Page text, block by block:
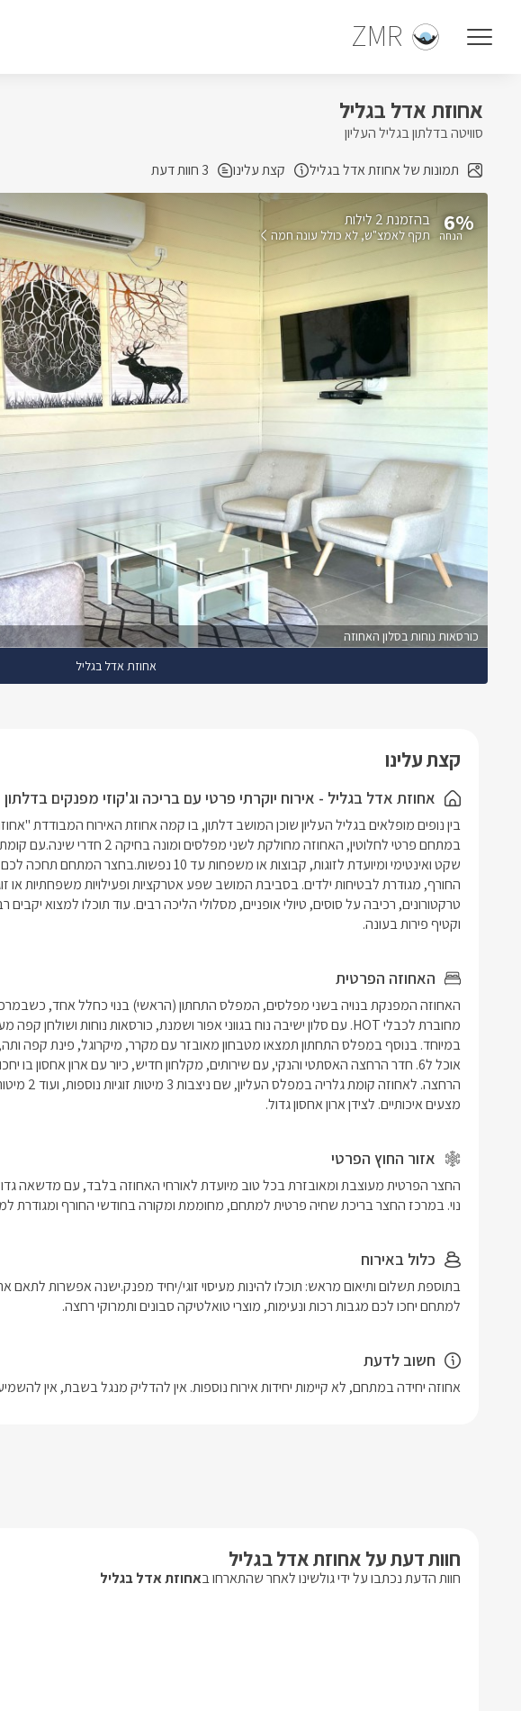
ZMR
אחוזת אדל בגליל
סוויטה בדלתון בגליל העליון
תמונות של אחוזת אדל בגליל
קצת עלינו 3 חוות דעת
כורסאות נוחות בסלון האחוזה
אחוזת אדל בגליל
6% בהזמנת 2 לילות
תקף לאמצ"ש לא כולל עונה חמה
קצת עלינו
אחוזת אדל בגליל - אירוח יוקרתי פרטי עם בריכה וג'קוזי מפנקים בדלתון
וקטיף פירות בעונה.
האחוזה הפרטית
מצעים איכותיים. לצידן ארון אחסון גדול.
אזור החוץ הפרטי
נוי. במרכז החצר בריכת שחיה פרטית למתחם, מחוממת ומקורה בחודשי החורף ומגודרת
כלול באירוח
למתחם יחכו לכם מגבות רכות ונעימות, מוצרי טואלטיקה סבונים ותמרוקי רחצה.
חשוב לדעת
אחוזה יחידה במתחם, לא קיימות יחידות אירוח נוספות. אין להדליק מנגל בשבת, אין
חוות דעת על אחוזת אדל בגליל
חוות הדעת נכתבו על ידי גולשינו לאחר שהתארחו באחוזת אדל בגליל